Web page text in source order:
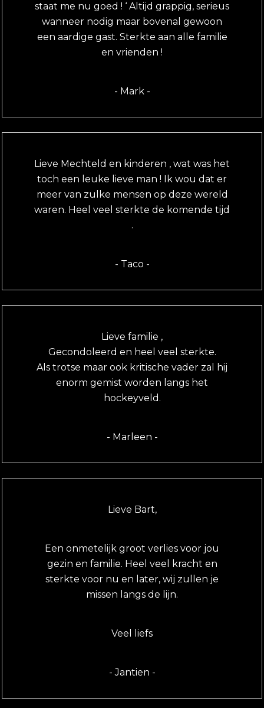
staat me nu goed ! ‘ Altijd grappig, serieus
wanneer nodig maar bovenal gewoon
een aardige gast. Sterkte aan alle familie
en vrienden !
- Mark -
Lieve Mechteld en kinderen , wat was het
toch een leuke lieve man ! Ik wou dat er
meer van zulke mensen op deze wereld
waren. Heel veel sterkte de komende tijd
.
- Taco -
Lieve familie ,
Gecondoleerd en heel veel sterkte.
Als trotse maar ook kritische vader zal hij
enorm gemist worden langs het
hockeyveld.
- Marleen -
Lieve Bart,
Een onmetelijk groot verlies voor jou
gezin en familie. Heel veel kracht en
sterkte voor nu en later, wij zullen je
missen langs de lijn.
Veel liefs
- Jantien -